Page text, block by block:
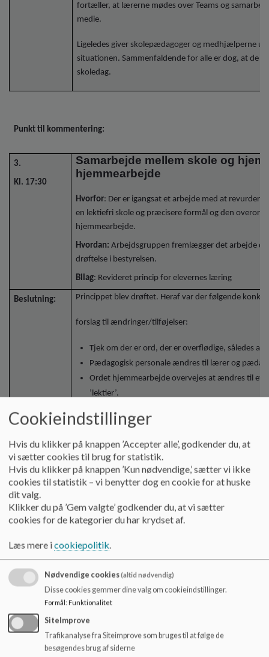
fortæller, at lærerne mødes over Teams og
medie.
Ligeledes giver skolepædagoger og medhjælperne
situationen. Sammenfaldende for alle er dog, at de
skoledag.
Punkt til kommentering:
3.
Kl. 17:30
Samarbejde mellem skole og
hjemmearbejde
Hvorfor: Der er igangsat et arbejde med at revurdere
en lektiefri skole og præcisere formål og den
hjemmearbejde.
Hvordan: Arbejdsgruppen fremlægger det arbejde
drøftelse i bestyrelsen.
Bilag: Revideret princip for elevernes læring
Beslutning: Princippet blev drøftet. Heraf var der følgende
forslag til ændringer/tilføjelser:
Tjek om der er ord, der er overflødige, således at
Pædagogisk personale ændres til lærer og
Ordet hjemmearbejde overvejes at ændres til et
’lektier’.
Punkt til kommentering:
4.
Kl. 17:45
Inklusion af nye elever der
klasse
Hvorfor: Som en del af skolens inklusionsindsats, er
til på skolen og lærer skolens omgangsformer og
Hvordan:Ledelsen redegør for nuværende praksis i
deres forældre velkommen til skolen
Kommentarer:
nogle elever, der kommer til skolen i de lidt ældre
introduktion til skolen og til dens værdier, regler og
Cookieindstillinger
Hvis du klikker på knappen ’Accepter alle’, godkender du, at
vi sætter cookies til brug for statistik.
Hvis du klikker på knappen ’Kun nødvendige,’ sætter vi ikke
cookies til statistik – vi benytter dog en cookie for at huske
dit valg.
Klikker du på ’Gem valgte’ godkender du, at vi sætter
cookies for de kategorier du har krydset af.
Læs mere icookiepolitik.
Nødvendige cookies(altid nødvendig)
Disse cookies gemmer dine valg om cookieindstillinger.
Formål: Funktionalitet
SiteImprove
Trafikanalyse fra Siteimprove som bruges til at følge de
besøgendes brug af siderne